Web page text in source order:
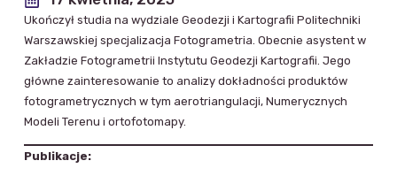
Ukończył studia na wydziale Geodezji i Kartografii Politechniki
Warszawskiej specjalizacja Fotogrametria. Obecnie asystent w
Zakładzie Fotogrametrii Instytutu Geodezji Kartografii. Jego
główne zainteresowanie to analizy dokładności produktów
fotogrametrycznych w tym aerotriangulacji, Numerycznych
Modeli Terenu i ortofotomapy.
Publikacje: